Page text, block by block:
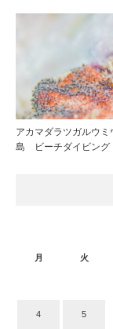
アカマダラツガルウミ
島 ビーチダイビング
月
火
4 5